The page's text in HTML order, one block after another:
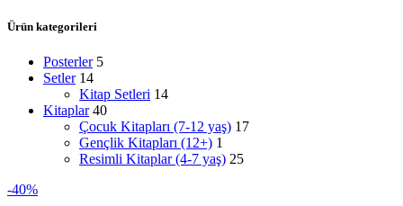
Ürün kategorileri
Posterler 5
Setler 14
Kitap Setleri 14
Kitaplar 40
Çocuk Kitapları (7-12 yaş) 17
Gençlik Kitapları (12+) 1
Resimli Kitaplar (4-7 yaş) 25
-40%